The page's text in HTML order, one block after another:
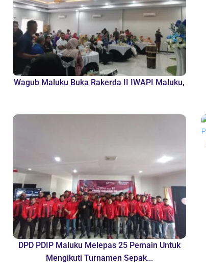
Wagub Maluku Buka Rakerda II IWAPI Maluku,
DPD PDIP Maluku Melepas 25 Pemain Untuk
Mengikuti Turnamen Sepak...